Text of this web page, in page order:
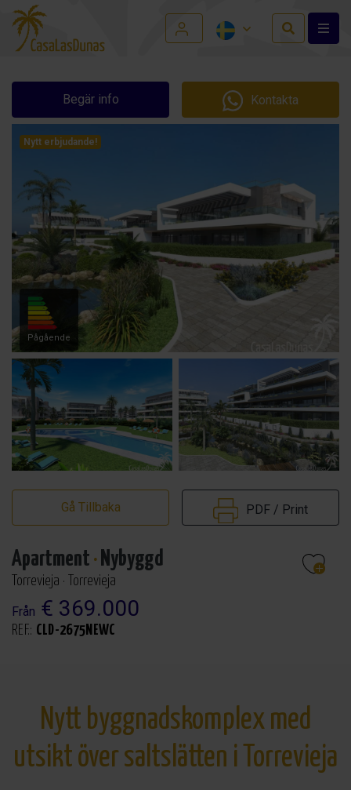
Begär info Kontakta
Nytt erbjudande!
Pågående
Gå Tillbaka PDF / Print
Apartment · Nybyggd
Torrevieja · Torrevieja
Från € 369.000
REF.: CLD-2675NEWC
Nytt byggnadskomplex med
utsikt över saltslätten i Torrevieja